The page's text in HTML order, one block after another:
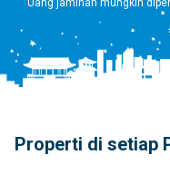
Uang jaminan mungkin
Properti di setiap